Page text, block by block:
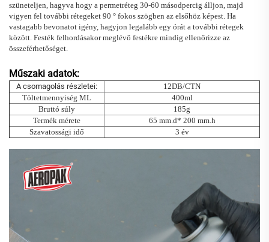
szüneteljen, hagyva hogy a permetréteg 30-60 másodpercig álljon, majd
vigyen fel további rétegeket 90 ° fokos szögben az elsőhöz képest. Ha
vastagabb bevonatot igény, hagyjon legalább egy órát a további rétegek
között. Festék felhordásakor meglévő festékre mindig ellenőrizze az
összeférhetőséget.
Műszaki adatok:
A csomagolás részletei:
12DB/CTN
Töltetmennyiség ML
400ml
Bruttó súly
185g
Termék mérete
65 mm.d* 200 mm.h
Szavatossági idő
3 év